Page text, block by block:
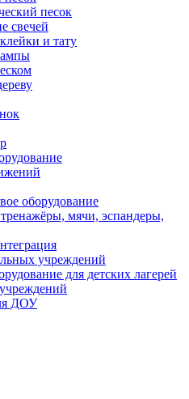
песок
свечей
и тату
оборудование
мячи, эспандеры,
учреждений
для детских лагерей
ДОУ